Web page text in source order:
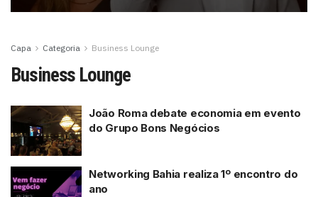
Capa Categoria Business Lounge
Business Lounge
João Roma debate economia em evento
do Grupo Bons Negócios
Networking Bahia realiza 1º encontro do
ano